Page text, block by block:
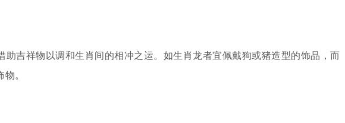
助吉祥物以调和生肖间的相冲之运。如生肖龙者宜佩戴狗或猪造型的饰品，而
。